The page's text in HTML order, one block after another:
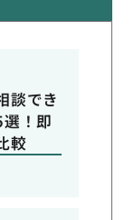
談でき
！即
較